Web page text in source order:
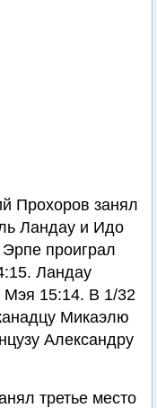
Прохоров занял
Ландау и Идо
проиграл
Ландау
Мэя 15:14. В 1/32
Микаэлю
Александру
третье место